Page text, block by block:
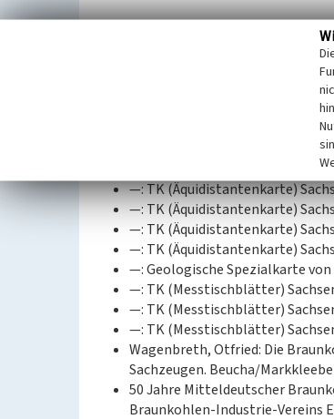
GeoSN, dl-de/by-2-0.: DGM1
—: Historische Karten
Sächsische Landesbibliothek
—: TK (Äquidistantenkarte)
—: TK (Äquidistantenkarte)
—: TK (Äquidistantenkarte)
—: TK (Äquidistantenkarte)
—: Geologische Spezialkarte von
—: TK (Messtischblätter)
—: TK (Messtischblätter)
—: TK (Messtischblätter)
Wagenbreth, Otfried: Die
Sachzeugen. Beucha/
50 Jahre Mitteldeutscher
Braunkohlen-Industrie-Vereins